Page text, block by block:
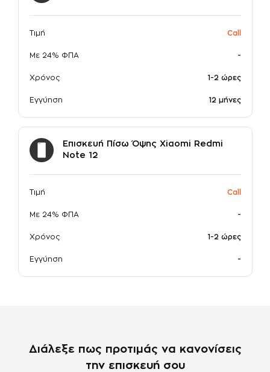
Τιμή Call
Με 24% ΦΠΑ -
Χρόνος 1-2 ώρες
Εγγύηση 12 μήνες
Επισκευή Πίσω Όψης Xiaomi Redmi
Note 12
Τιμή Call
Με 24% ΦΠΑ -
Χρόνος 1-2 ώρες
Εγγύηση -
Διάλεξε πως προτιμάς να κανονίσεις
την επισκευή σου